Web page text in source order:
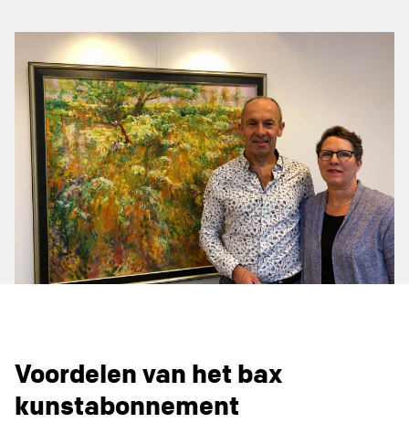
Voordelen van het bax
kunstabonnement